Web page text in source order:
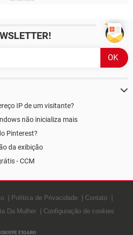
IP de um visitante?
não inicializa mais
Pinterest?
da exibição
- CCM
Política de Privacidade
Contato
Da Mulher Configuração de cookies